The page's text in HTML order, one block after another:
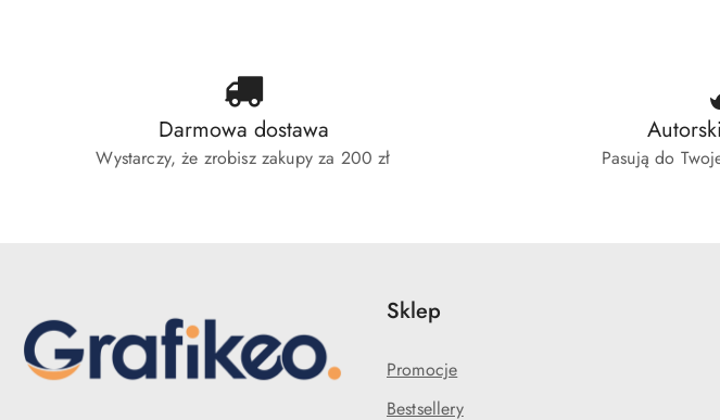
Darmowa dostawa
Wystarczy, że zrobisz zakupy za 200 zł Pasują do
Sklep
Promocje
Bestsellery